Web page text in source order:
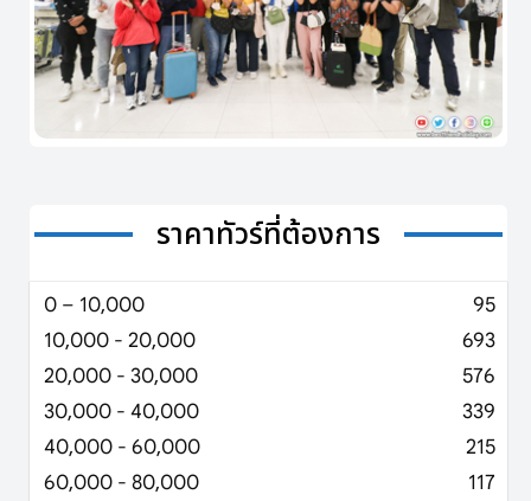
ราคาทัวร์ที่ต้องการ
0 – 10,000
95
10,000 - 20,000
693
20,000 - 30,000
576
30,000 - 40,000
339
40,000 - 60,000
215
60,000 - 80,000
117